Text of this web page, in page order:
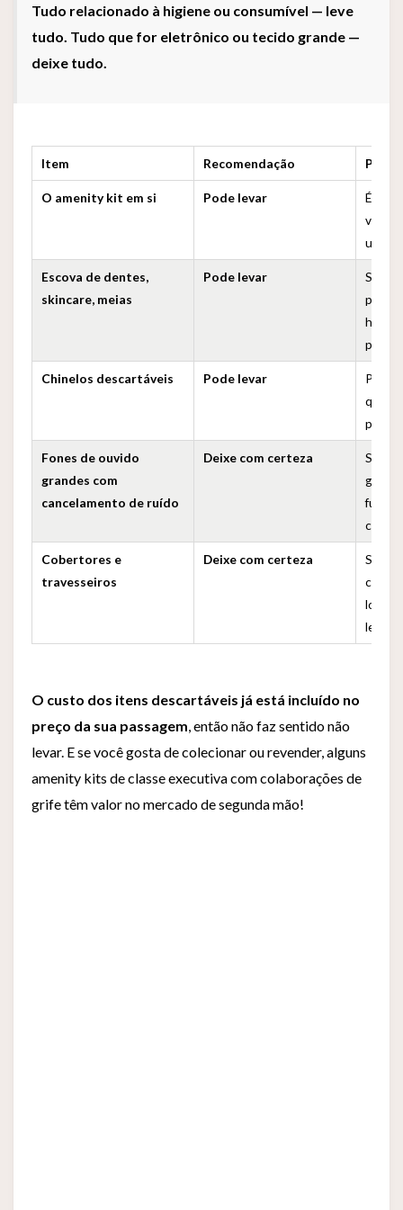
Tudo relacionado à higiene ou consumível — leve
tudo. Tudo que for eletrônico ou tecido grande —
deixe tudo.
Item Recomendação Por
O amenity kit em si Pode levar
É seu
uma
Escova de dentes,
skincare, meias
Pode levar
São
hotel
Chinelos descartáveis Pode levar
pouso.
Fones de ouvido
grandes com
cancelamento de ruído
Deixe com certeza
São
Cobertores e
travesseiros
Deixe com certeza
São
los
legais.
O custo dos itens descartáveis já está incluído no
preço da sua passagem, então não faz sentido não
levar. E se você gosta de colecionar ou revender, alguns
amenity kits de classe executiva com colaborações de
grife têm valor no mercado de segunda mão!